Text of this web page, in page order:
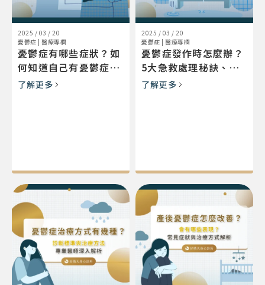
2025 / 03 / 20
憂鬱症 | 醫療專欄
憂鬱症有哪些症狀？如
何知道自己有憂鬱症？
自我檢測方法說明
了解更多
2025 / 03 / 20
憂鬱症 | 醫療專欄
憂鬱症發作時怎麼辦？
5大急救處理秘訣、日
常自救方式一次看
了解更多